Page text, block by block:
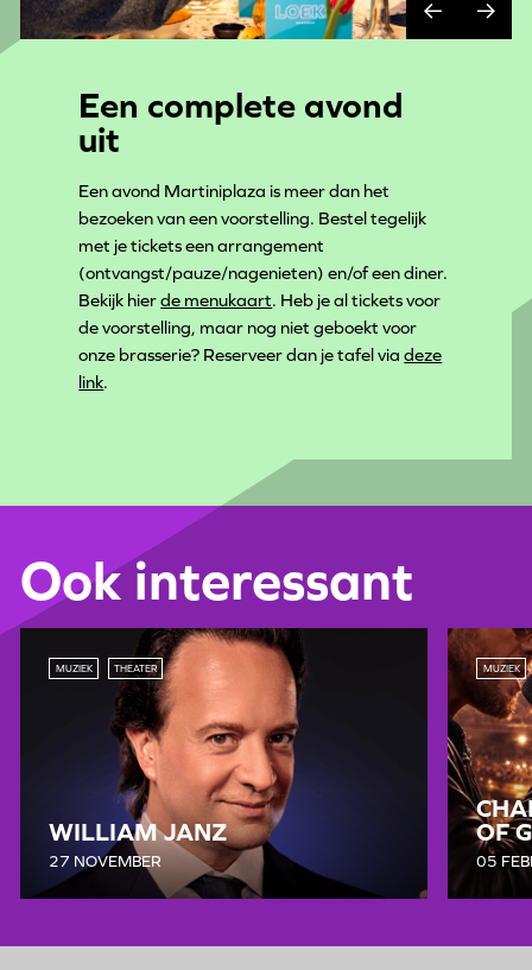
Een complete avond
uit
Een avond Martiniplaza is meer dan het
bezoeken van een voorstelling. Bestel tegelijk
met je tickets een arrangement
(ontvangst/pauze/nagenieten) en/of een diner.
Bekijk hierde menukaart. Heb je al tickets voor
de voorstelling, maar nog niet geboekt voor
onze brasserie? Reserveer dan je tafel viadeze
link.
Ook interessant
MUZIEK THEATER
WILLIAM JANZ
27 NOVEMBER
MUZIEK
OF
05